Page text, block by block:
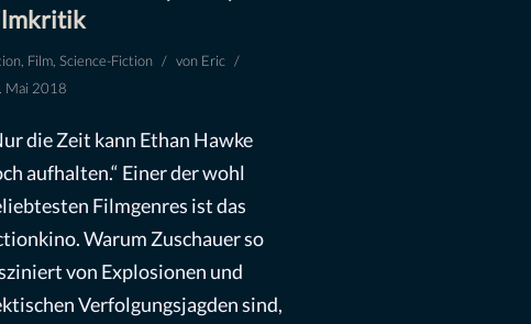
, Film, Science-Fiction von Eric
Mai 2018
die Zeit kann Ethan Hawke
aufhalten.“ Einer der wohl
Filmgenres ist das
Warum Zuschauer so
von Explosionen und
Verfolgungsjagden sind,